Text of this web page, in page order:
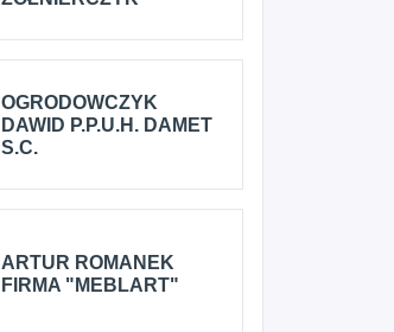
OGRODOWCZYK
DAWID P.P.U.H. DAMET
S.C.
ARTUR ROMANEK
FIRMA "MEBLART"